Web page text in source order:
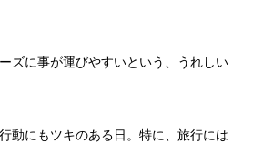
ズに事が運びやすいという、うれしい
動にもツキのある日。特に、旅行には